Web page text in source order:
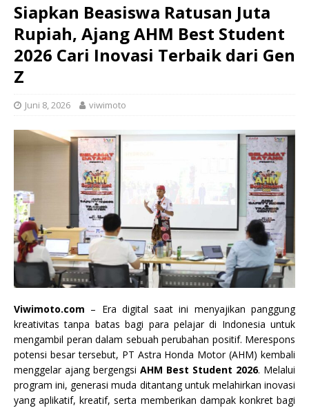
Siapkan Beasiswa Ratusan Juta
Rupiah, Ajang AHM Best Student
2026 Cari Inovasi Terbaik dari Gen
Z
Juni 8, 2026 viwimoto
Viwimoto.com – Era digital saat ini menyajikan panggung
kreativitas tanpa batas bagi para pelajar di Indonesia untuk
mengambil peran dalam sebuah perubahan positif. Merespons
potensi besar tersebut, PT Astra Honda Motor (AHM) kembali
menggelar ajang bergengsi AHM Best Student 2026. Melalui
program ini, generasi muda ditantang untuk melahirkan inovasi
yang aplikatif, kreatif, serta memberikan dampak konkret bagi